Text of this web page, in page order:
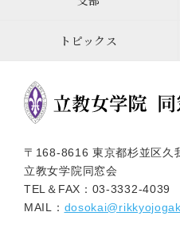
トピックス
〒168-8616 東京都杉並区久
立教女学院同窓会
TEL＆FAX： 03-3332-4039
MAIL：